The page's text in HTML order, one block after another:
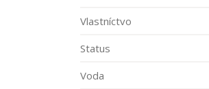
Vlastníctvo
Status
Voda